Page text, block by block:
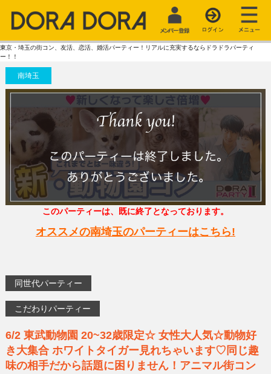
東京・埼玉の街コン、友活、恋活、婚活パーティー！リアルに充実するならドラドラパーティ
ー！！
南埼玉
このパーティーは、既に終了となっております。
オススメの南埼玉のパーティーはこちら!
同世代パーティー
こだわりパーティー
6/2 東武動物園 20~32歳限定☆ 女性大人気☆動物好
き大集合 ホワイトタイガー見れちゃいます♡同じ趣
味の相手だから話題に困りません！アニマル街コン